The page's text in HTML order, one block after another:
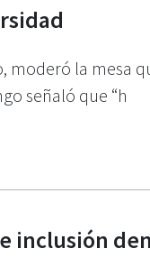
moderó la mesa
señaló que “h
inclusión